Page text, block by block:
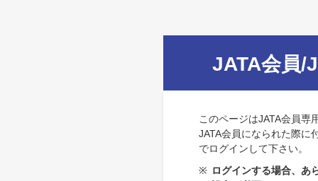
JATA会員/
このページはJATA会員専
JATA会員になられた際に
でログインして下さい。
※ ログインする場合、あ